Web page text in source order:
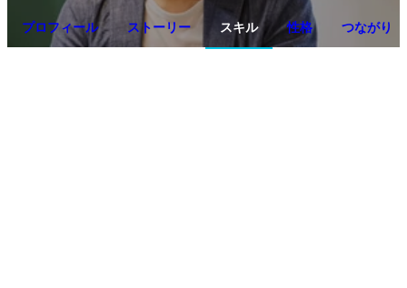
プロフィール ストーリー スキル 性格 つながり